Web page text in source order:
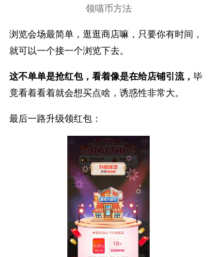
领喵币方法
浏览会场最简单，逛逛商店嘛，只要你有时间，
就可以一个接一个浏览下去。
这不单单是抢红包，看着像是在给店铺引流，毕
竟看着看着就会想买点啥，诱惑性非常大。
最后一路升级领红包：